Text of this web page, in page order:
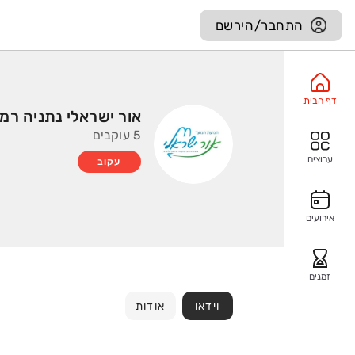
התחבר/הירשם
דף הבית
ערוצים
אירועים
זמנים
אור ישראלי נתניה
5 עוקבים
עקוב
וידאו אודות